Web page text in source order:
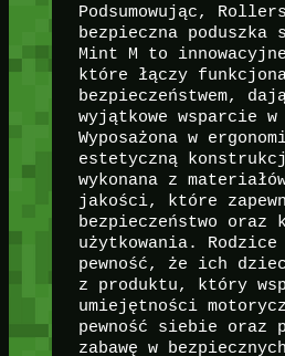
Podsumowując,
bezpieczna
Mint M to
które łączy
bezpieczeństwem,
wyjątkowe wsparcie
Wyposażona w
estetyczną
wykonana z
jakości, które
bezpieczeństwo oraz
użytkowania. Rodzice
pewność, że ich
z produktu, który
umiejętności
pewność siebie oraz
zabawę w